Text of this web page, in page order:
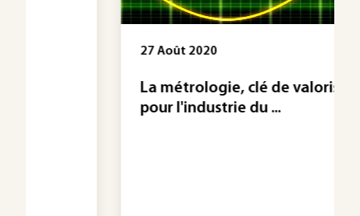
La métrologie, clé de valorisation
pour l'industrie du ...